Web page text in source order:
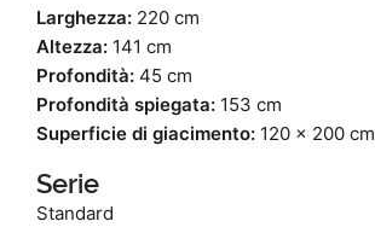
Larghezza: 220 cm
Altezza: 141 cm
Profondità: 45 cm
Profondità spiegata: 153 cm
Superficie di giacimento: 120 x 200 cm
Serie
Standard